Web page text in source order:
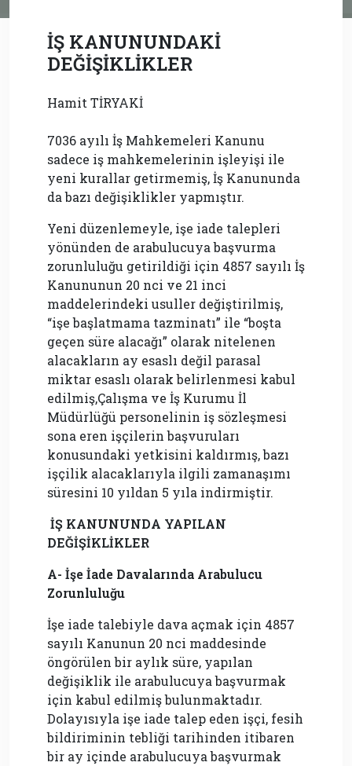
İŞ KANUNUNDAKİ
DEĞİŞİKLİKLER
Hamit TİRYAKİ
7036 ayılı İş Mahkemeleri Kanunu
sadece iş mahkemelerinin işleyişi ile
yeni kurallar getirmemiş, İş Kanununda
da bazı değişiklikler yapmıştır.
Yeni düzenlemeyle, işe iade talepleri
yönünden de arabulucuya başvurma
zorunluluğu getirildiği için 4857 sayılı İş
Kanununun 20 nci ve 21 inci
maddelerindeki usuller değiştirilmiş,
“işe başlatmama tazminatı” ile “boşta
geçen süre alacağı” olarak nitelenen
alacakların ay esaslı değil parasal
miktar esaslı olarak belirlenmesi kabul
edilmiş,Çalışma ve İş Kurumu İl
Müdürlüğü personelinin iş sözleşmesi
sona eren işçilerin başvuruları
konusundaki yetkisini kaldırmış, bazı
işçilik alacaklarıyla ilgili zamanaşımı
süresini 10 yıldan 5 yıla indirmiştir.
İŞ KANUNUNDA YAPILAN
DEĞİŞİKLİKLER
A- İşe İade Davalarında Arabulucu
Zorunluluğu
İşe iade talebiyle dava açmak için 4857
sayılı Kanunun 20 nci maddesinde
öngörülen bir aylık süre, yapılan
değişiklik ile arabulucuya başvurmak
için kabul edilmiş bulunmaktadır.
Dolayısıyla işe iade talep eden işçi, fesih
bildiriminin tebliği tarihinden itibaren
bir ay içinde arabulucuya başvurmak